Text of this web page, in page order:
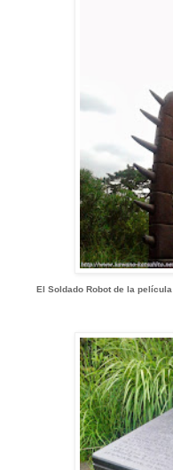
El Soldado Robot de la película